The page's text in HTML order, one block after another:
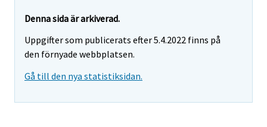
Denna sida är arkiverad.
Uppgifter som publicerats efter 5.4.2022 finns på
den förnyade webbplatsen.
Gå till den nya statistiksidan.